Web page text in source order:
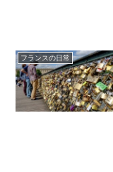
フランスの日常